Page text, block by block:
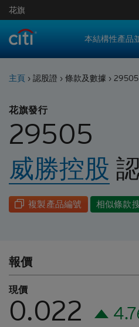
花旗
本結構性產品
主頁 › 認股證 › 條款及數據 ›
花旗發行
29505
威勝控股
複製產品編號 相似條款
報價
現價
0.022